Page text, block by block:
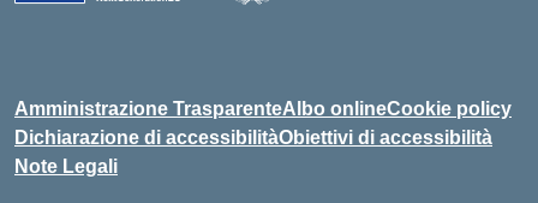
Amministrazione TrasparenteAlbo onlineCookie policy
Dichiarazione di accessibilitàObiettivi di accessibilità
Note Legali